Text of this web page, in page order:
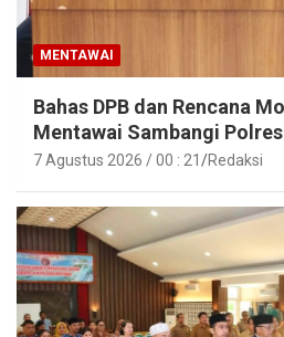
MENTAWAI
Bahas DPB dan Rencana
Mentawai Sambangi
7 Agustus 2026 / 00 : 21 Redaksi